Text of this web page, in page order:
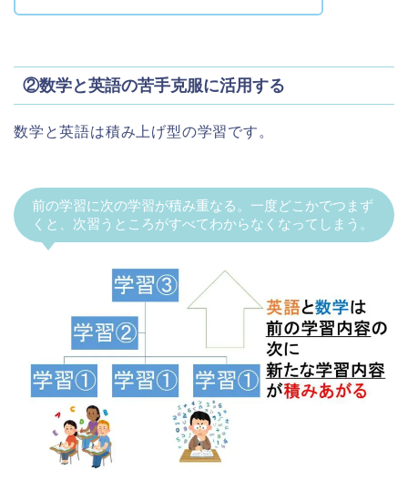
②数学と英語の苦手克服に活用する
数学と英語は積み上げ型の学習です。
前の学習に次の学習が積み重なる。一度どこかでつまず
くと、次習うところがすべてわからなくなってしまう。